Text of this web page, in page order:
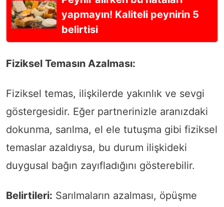
yapmayın! Kaliteli peynirin 5
belirtisi
Fiziksel Temasın Azalması:
Fiziksel temas, ilişkilerde yakınlık ve sevgi
göstergesidir. Eğer partnerinizle aranızdaki
dokunma, sarılma, el ele tutuşma gibi fiziksel
temaslar azaldıysa, bu durum ilişkideki
duygusal bağın zayıfladığını gösterebilir.
Belirtileri: Sarılmaların azalması, öpüşme